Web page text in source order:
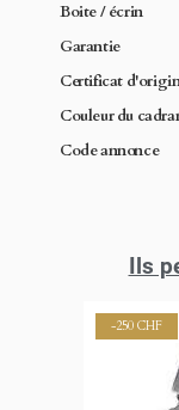
Boite / écrin
Garantie
Certificat
Couleur du
Code annonce
Ils
-250 CHF